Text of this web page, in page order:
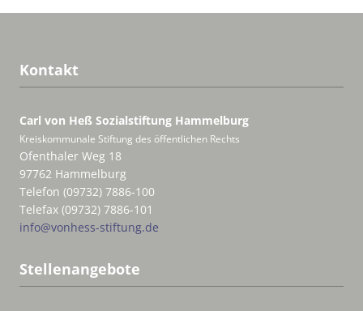
Kontakt
Carl von Heß Sozialstiftung Hammelburg
Kreiskommunale Stiftung des öffentlichen Rechts
Ofenthaler Weg 18
97762 Hammelburg
Telefon (09732) 7886-100
Telefax (09732) 7886-101
info@vonhess-stiftung.de
Stellenangebote